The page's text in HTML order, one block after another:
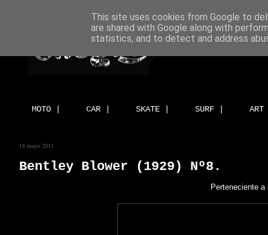
MOTO | CAR | SKATE | SURF |
18 mayo 2011
Bentley Blower (1929) Nº8.
Perteneciente
This site uses cookies from Google to
are shared with Google along with
statistics, and to detect and address